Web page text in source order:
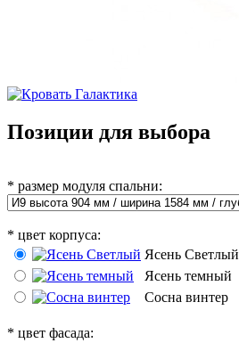
Позиции для выбора
* размер модуля спальни:
* цвет корпуса:
Ясень Светлый
Ясень темный
Сосна винтер
* цвет фасада: